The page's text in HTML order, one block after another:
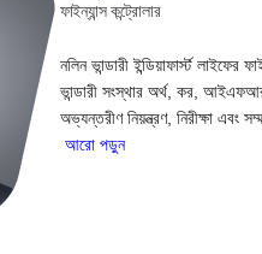
ফাইন্যান্স কন্ট্রোলার
নলিন ভান্ডারী ইন্ডিয়াফার্স্ট লাইফের
ভান্ডারী সংস্থার অর্থ, কর,
অভ্যন্তরীণ নিয়ন্ত্রণ, নিরীক্ষা এবং
আরো পড়ুন